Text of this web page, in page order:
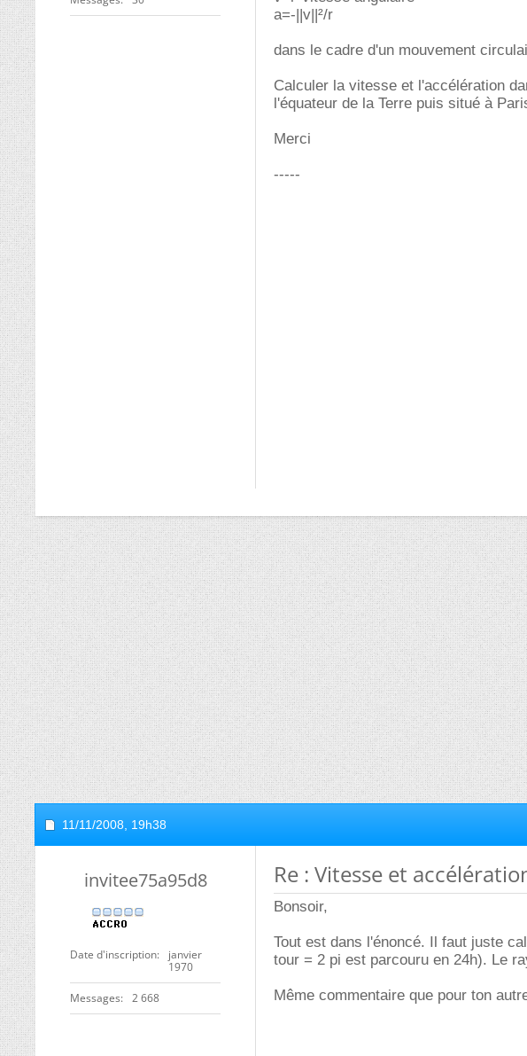
a=-||v||²/r
dans le cadre d'un mouvement
Calculer la vitesse et l'accélération
l'équateur de la Terre puis situé à
Merci
-----
11/11/2008, 19h38
invitee75a95d8
Date d'inscription
janvier
1970
Messages 2 668
Re : Vitesse et
Bonsoir,
Tout est dans l'énoncé. Il faut juste
tour = 2 pi est parcouru en 24h). Le
Même commentaire que pour ton